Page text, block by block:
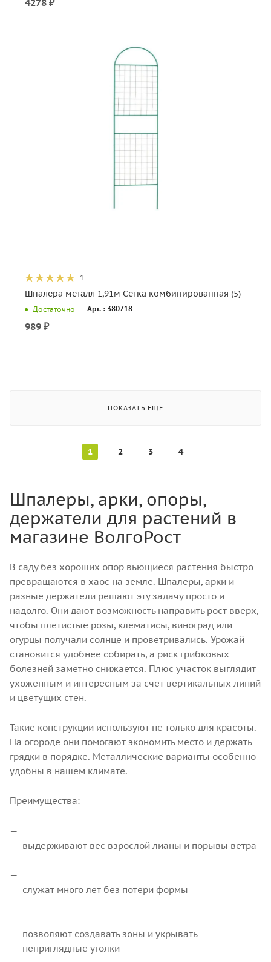
4278 ₽
1
Шпалера металл 1,91м Сетка комбинированная (5)
Достаточно Арт. : 380718
989 ₽
ПОКАЗАТЬ ЕЩЕ
1 2 3 4
Шпалеры, арки, опоры,
держатели для растений в
магазине ВолгоРост
В саду без хороших опор вьющиеся растения быстро
превращаются в хаос на земле. Шпалеры, арки и
разные держатели решают эту задачу просто и
надолго. Они дают возможность направить рост вверх,
чтобы плетистые розы, клематисы, виноград или
огурцы получали солнце и проветривались. Урожай
становится удобнее собирать, а риск грибковых
болезней заметно снижается. Плюс участок выглядит
ухоженным и интересным за счет вертикальных линий
и цветущих стен.
Такие конструкции используют не только для красоты.
На огороде они помогают экономить место и держать
грядки в порядке. Металлические варианты особенно
удобны в нашем климате.
Преимущества:
выдерживают вес взрослой лианы и порывы ветра
служат много лет без потери формы
позволяют создавать зоны и укрывать
неприглядные уголки